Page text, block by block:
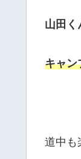
山田く
キャン
道中も